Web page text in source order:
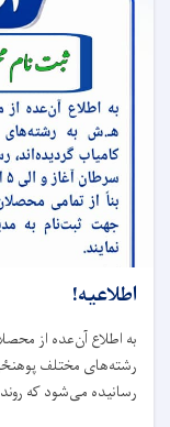
اطلاعیه!
رشته‌های مختلف
رسانیده می‌شود که روند